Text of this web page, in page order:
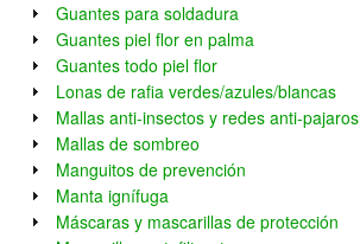
Guantes para soldadura
Guantes piel flor en palma
Guantes todo piel flor
Lonas de rafia verdes/azules/blancas
Mallas anti-insectos y redes anti-pajaros
Mallas de sombreo
Manguitos de prevención
Manta ignífuga
Máscaras y mascarillas de protección